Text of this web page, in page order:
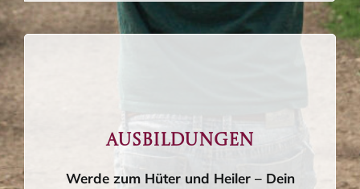
Ausbildungen
Werde zum Hüter und Heiler – Dein